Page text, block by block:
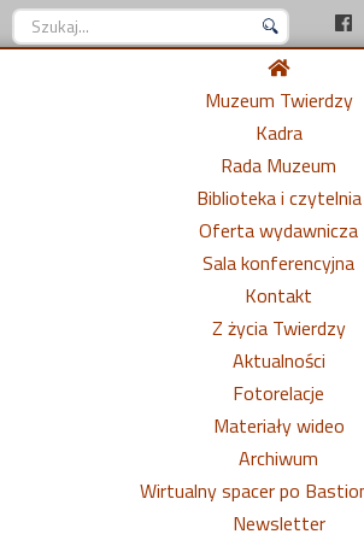
Szukaj...
Muzeum Twierdzy
Kadra
Rada Muzeum
Biblioteka i czytelnia
Oferta wydawnicza
Sala konferencyjna
Kontakt
Z życia Twierdzy
Aktualności
Fotorelacje
Materiały wideo
Archiwum
Wirtualny spacer po
Newsletter